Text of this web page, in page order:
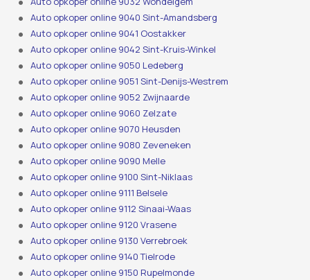
Auto opkoper online 9040 Sint-Amandsberg
Auto opkoper online 9041 Oostakker
Auto opkoper online 9042 Sint-Kruis-Winkel
Auto opkoper online 9050 Ledeberg
Auto opkoper online 9051 Sint-Denijs-Westrem
Auto opkoper online 9052 Zwijnaarde
Auto opkoper online 9060 Zelzate
Auto opkoper online 9070 Heusden
Auto opkoper online 9080 Zeveneken
Auto opkoper online 9090 Melle
Auto opkoper online 9100 Sint-Niklaas
Auto opkoper online 9111 Belsele
Auto opkoper online 9112 Sinaai-Waas
Auto opkoper online 9120 Vrasene
Auto opkoper online 9130 Verrebroek
Auto opkoper online 9140 Tielrode
Auto opkoper online 9150 Rupelmonde